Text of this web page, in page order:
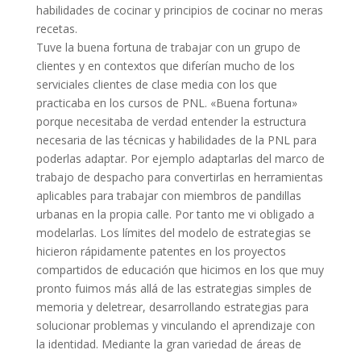
habilidades de cocinar y principios de cocinar no meras
recetas.
Tuve la buena fortuna de trabajar con un grupo de
clientes y en contextos que diferían mucho de los
serviciales clientes de clase media con los que
practicaba en los cursos de PNL. «Buena fortuna»
porque necesitaba de verdad entender la estructura
necesaria de las técnicas y habilidades de la PNL para
poderlas adaptar. Por ejemplo adaptarlas del marco de
trabajo de despacho para convertirlas en herramientas
aplicables para trabajar con miembros de pandillas
urbanas en la propia calle. Por tanto me vi obligado a
modelarlas. Los límites del modelo de estrategias se
hicieron rápidamente patentes en los proyectos
compartidos de educación que hicimos en los que muy
pronto fuimos más allá de las estrategias simples de
memoria y deletrear, desarrollando estrategias para
solucionar problemas y vinculando el aprendizaje con
la identidad. Mediante la gran variedad de áreas de